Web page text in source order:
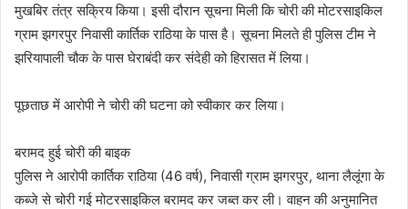
मुखबिर तंत्र सक्रिय किया। इसी दौरान सूचना मिली कि चोरी की मोटरसाइकिल
ग्राम झगरपुर निवासी कार्तिक राठिया के पास है। सूचना मिलते ही पुलिस टीम ने
झरियापाली चौक के पास घेराबंदी कर संदेही को हिरासत में लिया।
पूछताछ में आरोपी ने चोरी की घटना को स्वीकार कर लिया।
बरामद हुई चोरी की बाइक
पुलिस ने आरोपी कार्तिक राठिया (46 वर्ष), निवासी ग्राम झगरपुर, थाना लैलूंगा के
कब्जे से चोरी गई मोटरसाइकिल बरामद कर जब्त कर ली। वाहन की अनुमानित